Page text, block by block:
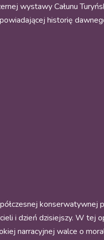
wystawy Całunu
historię
i dzień dzisiejszy. W
narracyjnej walce o